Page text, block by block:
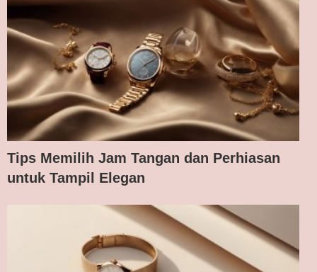
Tips Memilih Jam Tangan dan Perhiasan
untuk Tampil Elegan